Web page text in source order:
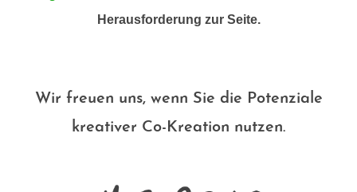
Herausforderung zur Seite.
Wir freuen uns, wenn Sie die Potenziale
kreativer Co-Kreation nutzen.